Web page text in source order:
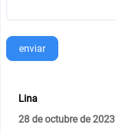
enviar
Lina
28 de octubre de 2023